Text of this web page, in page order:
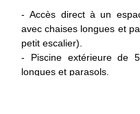
- Menus adaptés.
Pas de possibilité de baby-
- Accès direct à un
avec chaises longues et
petit escalier).
- Piscine extérieure de
longues et parasols.